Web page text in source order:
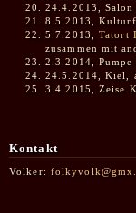
24.4.2013, Salon
8.5.2013,
5.7.2013, Tatort
zusammen mit
2.3.2014,
24.5.2014, Kiel,
3.4.2015, Zeise
Kontakt
Volker: